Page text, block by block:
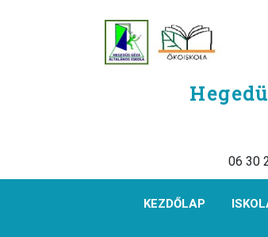
06 30
KEZDŐLAP